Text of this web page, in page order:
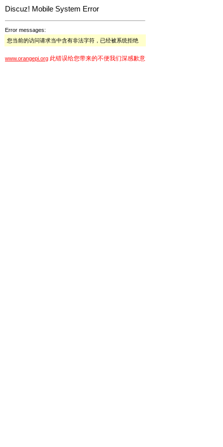
Discuz! Mobile System Error
Error messages:
您当前的访问请求当中含有非法字符，已经被系统拒绝
www.orangepi.org 此错误给您带来的不便我们深感歉意